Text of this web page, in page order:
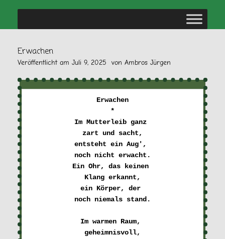
Erwachen
Veröffentlicht am Juli 9, 2025 von Ambros Jürgen
Erwachen
*
Im Mutterleib ganz
zart und sacht,
entsteht ein Aug',
noch nicht erwacht.
Ein Ohr, das keinen
Klang erkannt,
ein Körper, der
noch niemals stand.
Im warmen Raum,
geheimnisvoll,